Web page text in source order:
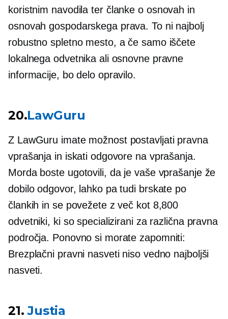
koristnim navodilater članke o osnovah in
osnovah gospodarskega prava. To ni najbolj
robustno spletno mesto, a če samo iščete
lokalnega odvetnika ali osnovne pravne
informacije, bo delo opravilo.
20.LawGuru
Z LawGuru imate možnost postavljati pravna
vprašanja in iskati odgovore na vprašanja.
Morda boste ugotovili, da je vaše vprašanje že
dobilo odgovor, lahko pa tudi brskate po
člankih in se povežete z več kot 8,800
odvetniki, ki so specializirani za različna pravna
področja. Ponovno si morate zapomniti:
Brezplačni pravni nasveti niso vedno najboljši
nasveti.
21.Justia